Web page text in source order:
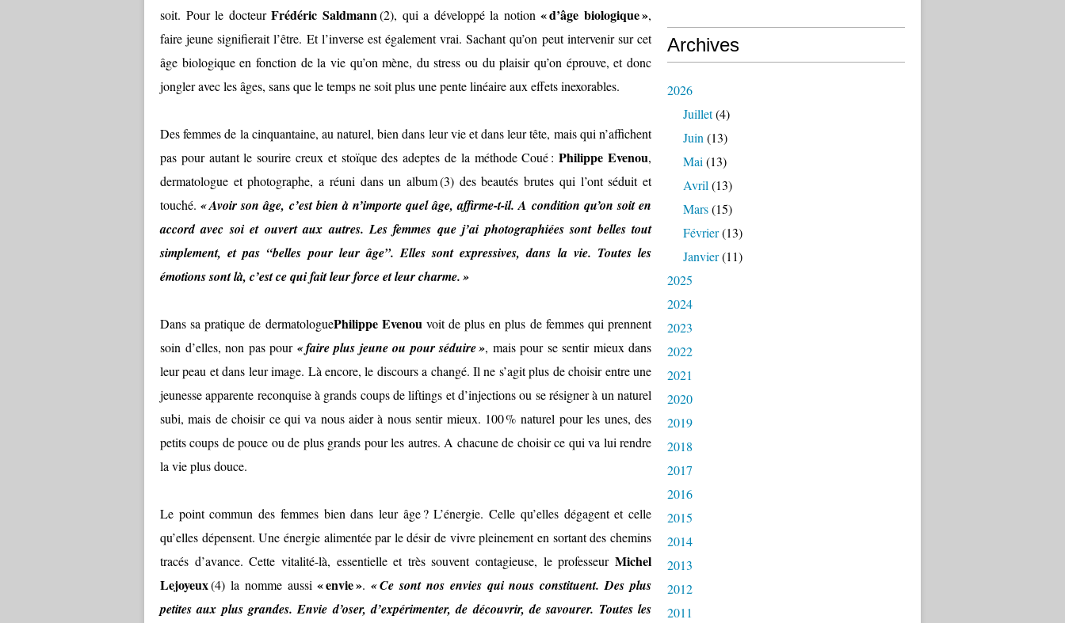
soit. Pour le docteurFrédéric Saldmann(2), qui a développé la notion« d’âge biologique »,
faire jeune signifierait l’être. Et l’inverse est également vrai. Sachant qu’on peut intervenir sur cet
âge biologique en fonction de la vie qu’on mène, du stress ou du plaisir qu’on éprouve, et donc
jongler avec les âges, sans que le temps ne soit plus une pente linéaire aux effets inexorables.
Des femmes de la cinquantaine, au naturel, bien dans leur vie et dans leur tête, mais qui n’affichent
pas pour autant le sourire creux et stoïque des adeptes de la méthode Coué :Philippe Evenou,
dermatologue et photographe, a réuni dans un album (3) des beautés brutes qui l’ont séduit et
touché.« Avoir son âge, c’est bien à n’importe quel âge, affirme-t-il. A condition qu’on soit en
accord avec soi et ouvert aux autres. Les femmes que j’ai photographiées sont belles tout
simplement, et pas “belles pour leur âge”. Elles sont expressives, dans la vie. Toutes les
émotions sont là, c’est ce qui fait leur force et leur charme. »
Dans sa pratique de dermatologuePhilippe Evenou voit de plus en plus de femmes qui prennent
soin d’elles, non pas pour « faire plus jeune ou pour séduire », mais pour se sentir mieux dans
leur peau et dans leur image. Là encore, le discours a changé. Il ne s’agit plus de choisir entre une
jeunesse apparente reconquise à grands coups de liftings et d’injections ou se résigner à un naturel
subi, mais de choisir ce qui va nous aider à nous sentir mieux. 100 % naturel pour les unes, des
petits coups de pouce ou de plus grands pour les autres. A chacune de choisir ce qui va lui rendre
la vie plus douce.
Le point commun des femmes bien dans leur âge ? L’énergie. Celle qu’elles dégagent et celle
qu’elles dépensent. Une énergie alimentée par le désir de vivre pleinement en sortant des chemins
tracés d’avance. Cette vitalité-là, essentielle et très souvent contagieuse, le professeur Michel
Lejoyeux(4) la nomme aussi« envie ».« Ce sont nos envies qui nous constituent. Des plus
petites aux plus grandes. Envie d’oser, d’expérimenter, de découvrir, de savourer. Toutes les
Archives
2026
Juillet(4)
Juin (13)
Mai (13)
Avril (13)
Mars(15)
Février(13)
Janvier(11)
2025
2024
2023
2022
2021
2020
2019
2018
2017
2016
2015
2014
2013
2012
2011